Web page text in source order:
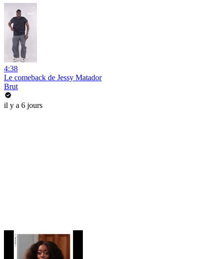
4:38
Le comeback de Jessy Matador
Brut
il y a 6 jours